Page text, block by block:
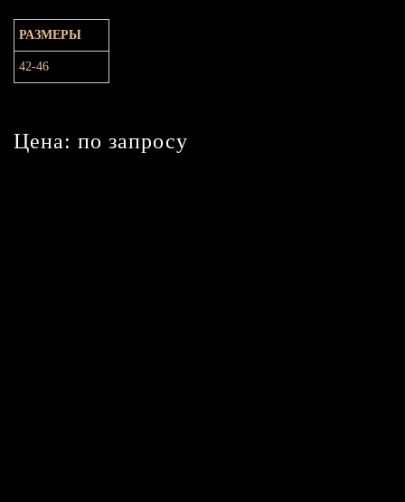
РАЗМЕРЫ
42-46
Цена: по запросу